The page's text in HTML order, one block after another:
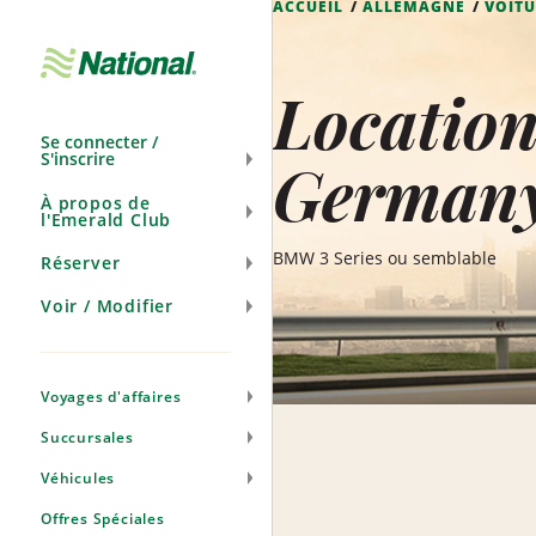
navigation
Se connecter /
S'inscrire
À propos de
l'Emerald Club
Réserver
Voir / Modifier
Voyages d'affaires
Succursales
Véhicules
Offres Spéciales
ACCUEIL ALLEMAGNE
BMW 3 Series ou semblable